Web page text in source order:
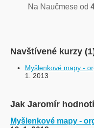
Na Naučmese od
Navštívené kurzy
Myšlenkové mapy -
1. 2013
Jak Jaromír
Myšlenkové mapy -